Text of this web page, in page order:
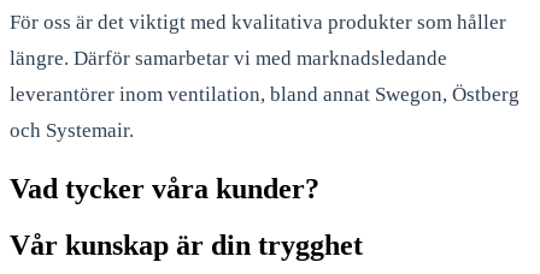
För oss är det viktigt med kvalitativa produkter som håller
längre. Därför samarbetar vi med marknadsledande
leverantörer inom ventilation, bland annat Swegon, Östberg
och Systemair.
Vad tycker våra kunder?
Vår kunskap är din trygghet